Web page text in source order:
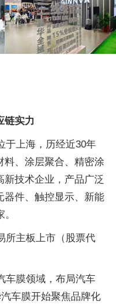
链实力
于上海，历经近30年
料、涂层聚合、精密涂
技术企业，产品广泛
器件、触控显示、新能
所主板上市（股票代
车膜领域，布局汽车
车膜开始聚焦品牌化